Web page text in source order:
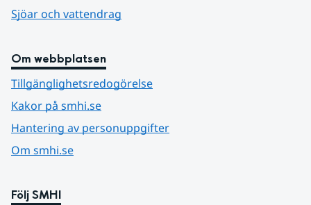
Sjöar och vattendrag
Om webbplatsen
Tillgänglighetsredogörelse
Kakor på smhi.se
Hantering av personuppgifter
Om smhi.se
Följ SMHI